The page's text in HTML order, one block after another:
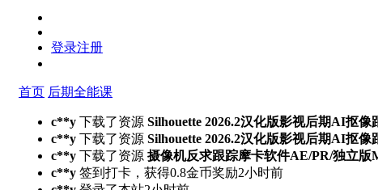
登录注册
首页 后期全能课
c**y 下载了资源 Silhouette 2026.2汉化版影视后期AI抠
c**y 下载了资源 Silhouette 2026.2汉化版影视后期AI抠
c**y 下载了资源 摄像机反求跟踪摩卡软件AE/PR/独立版
c**y 签到打卡，获得0.8金币奖励2小时前